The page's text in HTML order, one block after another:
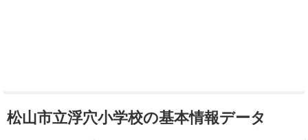
松山市立浮穴小学校の基本情報データ